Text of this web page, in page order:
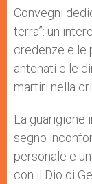
Convegni
terra”: un
credenze e le
antenati e le
martiri nella
La guarigione
segno
personale e
con il Dio di